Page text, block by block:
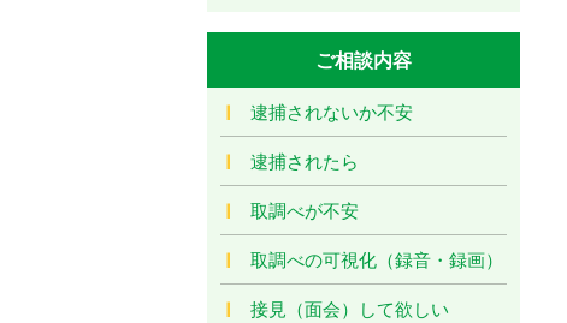
ご相談内容
逮捕されないか不安
逮捕されたら
取調べが不安
取調べの可視化（録音・録画）
接見（面会）して欲しい